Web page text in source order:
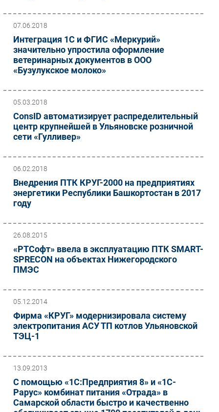
07.06.2018
Интеграция 1С и ФГИС «Меркурий»
значительно упростила оформление
ветеринарных документов в ООО
«Бузулукское молоко»
05.03.2018
ConsID автоматизирует распределительный
центр крупнейшей в Ульяновске розничной
сети «Гулливер»
06.02.2018
Внедрения ПТК КРУГ-2000 на предприятиях
энергетики Республики Башкортостан в 2017
году
26.08.2015
«РТСофт» ввела в эксплуатацию ПТК SMART-
SPRECON на объектах Нижегородского
ПМЭС
05.12.2014
Фирма «КРУГ» модернизировала систему
электропитания АСУ ТП котлов Ульяновской
ТЭЦ-1
13.09.2013
С помощью «1С:Предприятия 8» и «1С-
Рарус» комбинат питания «Отрада» в
Самарской области быстро и качественно